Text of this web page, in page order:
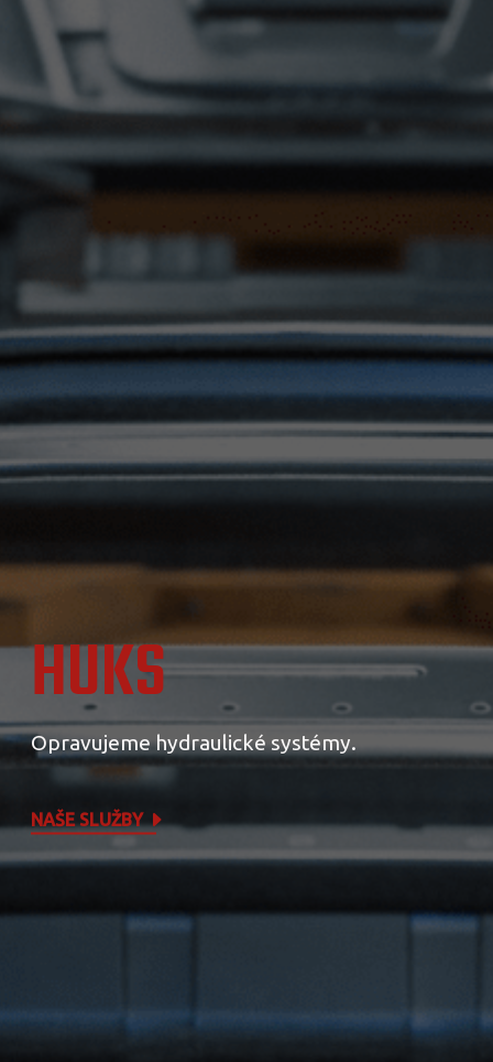
HUKS
Opravujeme hydraulické systémy.
NAŠE SLUŽBY